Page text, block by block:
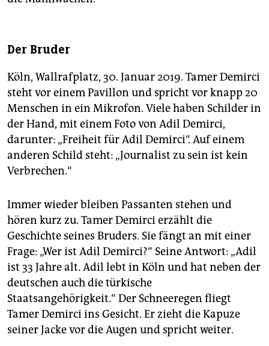
Der Bruder
Köln, Wallrafplatz, 30. Januar 2019. Tamer Demirci
steht vor einem Pavillon und spricht vor knapp 20
Menschen in ein Mikrofon. Viele haben Schilder in
der Hand, mit einem Foto von Adil Demirci,
darunter: „Freiheit für Adil Demirci“. Auf einem
anderen Schild steht: „Journalist zu sein ist kein
Verbrechen.“
Immer wieder bleiben Passanten stehen und
hören kurz zu. Tamer Demirci erzählt die
Geschichte seines Bruders. Sie fängt an mit einer
Frage: „Wer ist Adil Demirci?“ Seine Antwort: „Adil
ist 33 Jahre alt. Adil lebt in Köln und hat neben der
deutschen auch die türkische
Staatsangehörigkeit.“ Der Schneeregen fliegt
Tamer Demirci ins Gesicht. Er zieht die Kapuze
seiner Jacke vor die Augen und spricht weiter.